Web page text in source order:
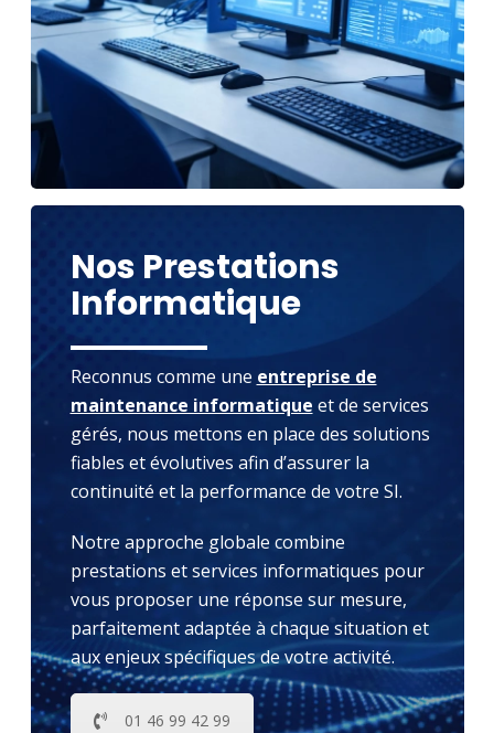
Nos Prestations
Informatique
Reconnus comme une entreprise de
maintenance informatique et de services
gérés, nous mettons en place des solutions
fiables et évolutives afin d’assurer la
continuité et la performance de votre SI.
Notre approche globale combine
prestations et services informatiques pour
vous proposer une réponse sur mesure,
parfaitement adaptée à chaque situation et
aux enjeux spécifiques de votre activité.
01 46 99 42 99